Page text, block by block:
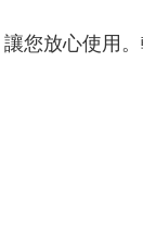
您放心使用。